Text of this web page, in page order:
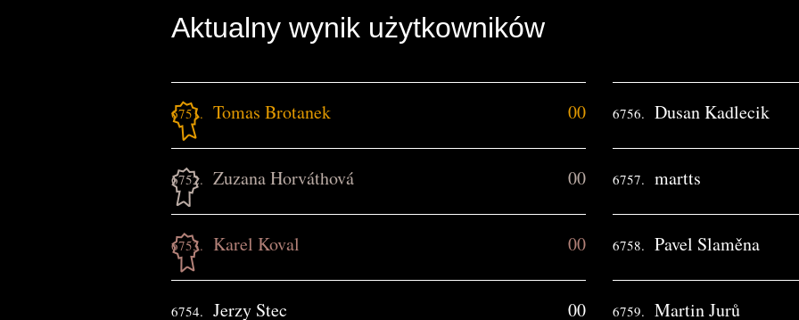
Aktualny wynik użytkowników
6751. Tomas Brotanek 00
6752. Zuzana Horváthová 00
6753. Karel Koval 00
6754. Jerzy Stec 00
6756. Dusan Kadlecik
6757. martts
6758. Pavel Slaměna
6759. Martin Jurů